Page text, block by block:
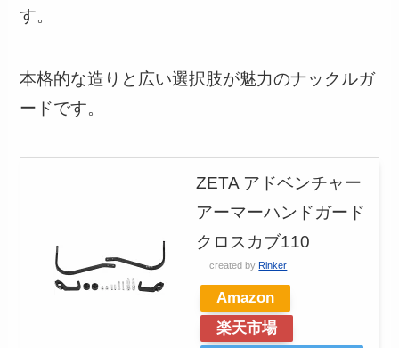
す。
本格的な造りと広い選択肢が魅力のナックルガ
ードです。
ZETA アドベンチャー
アーマーハンドガード
クロスカブ110
created by Rinker
Amazon
楽天市場